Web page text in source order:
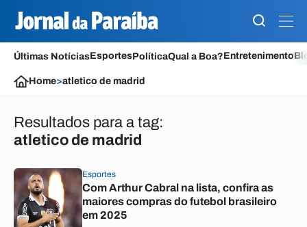
Últimas NotíciasEsportesPolíticaQual a Boa?Entretenimento
Home>atletico de madrid
Resultados para a tag:
atletico de madrid
Esportes
Com Arthur Cabral na lista, confira as
maiores compras do futebol brasileiro
em 2025